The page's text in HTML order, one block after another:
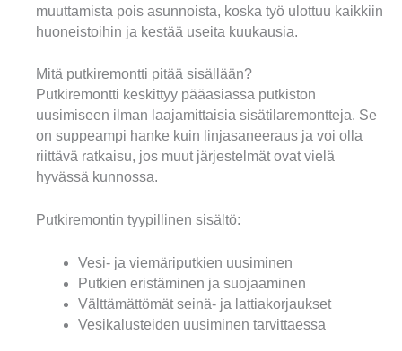
muuttamista pois asunnoista, koska työ ulottuu kaikkiin
huoneistoihin ja kestää useita kuukausia.
Mitä putkiremontti pitää sisällään?
Putkiremontti keskittyy pääasiassa putkiston
uusimiseen ilman laajamittaisia sisätilaremontteja. Se
on suppeampi hanke kuin linjasaneeraus ja voi olla
riittävä ratkaisu, jos muut järjestelmät ovat vielä
hyvässä kunnossa.
Putkiremontin tyypillinen sisältö:
Vesi- ja viemäriputkien uusiminen
Putkien eristäminen ja suojaaminen
Välttämättömät seinä- ja lattiakorjaukset
Vesikalusteiden uusiminen tarvittaessa